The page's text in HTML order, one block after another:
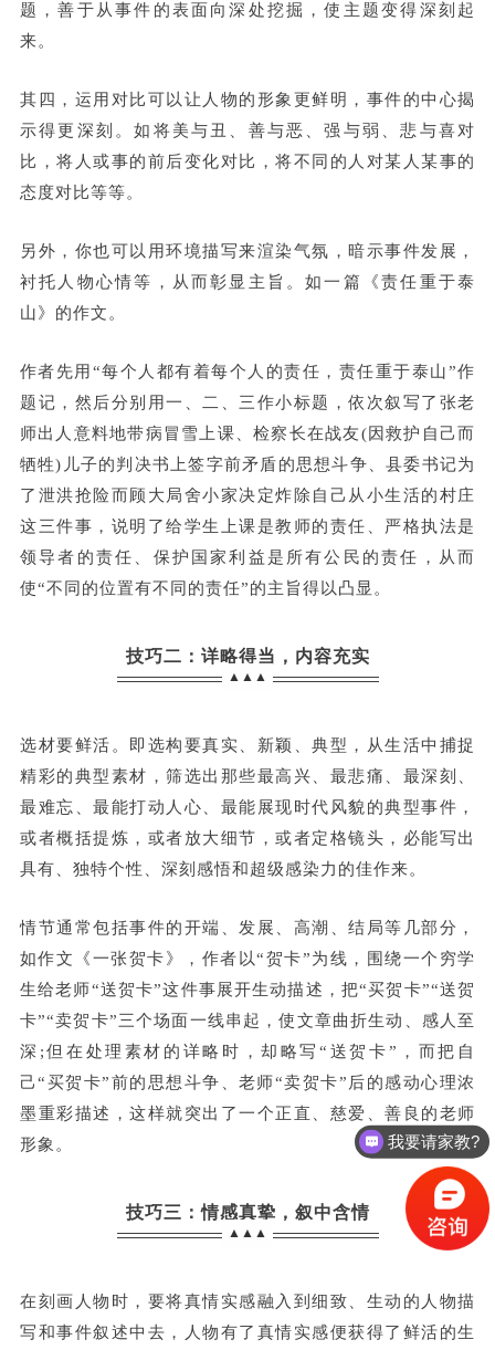
题，善于从事件的表面向深处挖掘，使主题变得深刻起
来。
其四，运用对比可以让人物的形象更鲜明，事件的中心揭
示得更深刻。如将美与丑、善与恶、强与弱、悲与喜对
比，将人或事的前后变化对比，将不同的人对某人某事的
态度对比等等。
另外，你也可以用环境描写来渲染气氛，暗示事件发展，
衬托人物心情等，从而彰显主旨。如一篇《责任重于泰
山》的作文。
作者先用“每个人都有着每个人的责任，责任重于泰山”作
题记，然后分别用一、二、三作小标题，依次叙写了张老
师出人意料地带病冒雪上课、检察长在战友(因救护自己而
牺牲)儿子的判决书上签字前矛盾的思想斗争、县委书记为
了泄洪抢险而顾大局舍小家决定炸除自己从小生活的村庄
这三件事，说明了给学生上课是教师的责任、严格执法是
领导者的责任、保护国家利益是所有公民的责任，从而
使“不同的位置有不同的责任”的主旨得以凸显。
技巧二：详略得当，内容充实
▲▲▲
选材要鲜活。即选构要真实、新颖、典型，从生活中捕捉
精彩的典型素材，筛选出那些最高兴、最悲痛、最深刻、
最难忘、最能打动人心、最能展现时代风貌的典型事件，
或者概括提炼，或者放大细节，或者定格镜头，必能写出
具有、独特个性、深刻感悟和超级感染力的佳作来。
情节通常包括事件的开端、发展、高潮、结局等几部分，
如作文《一张贺卡》，作者以“贺卡”为线，围绕一个穷学
生给老师“送贺卡”这件事展开生动描述，把“买贺卡”“送贺
卡”“卖贺卡”三个场面一线串起，使文章曲折生动、感人至
深;但在处理素材的详略时，却略写“送贺卡”，而把自
己“买贺卡”前的思想斗争、老师“卖贺卡”后的感动心理浓
墨重彩描述，这样就突出了一个正直、慈爱、善良的老师
形象。
技巧三：情感真挚，叙中含情
▲▲▲
在刻画人物时，要将真情实感融入到细致、生动的人物描
写和事件叙述中去，人物有了真情实感便获得了鲜活的生
我要请家教?